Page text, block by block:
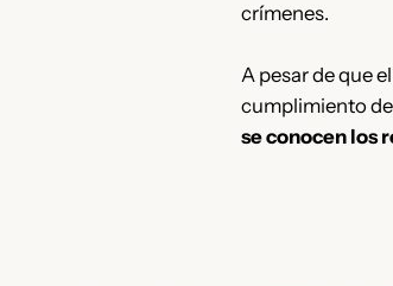
crímenes.
A pesar de que
cumplimiento de
se conocen los